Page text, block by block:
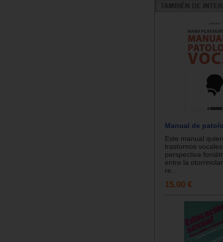
Manual de
Este manual
trastornos
perspectiva
entre la
re...
15.00 €